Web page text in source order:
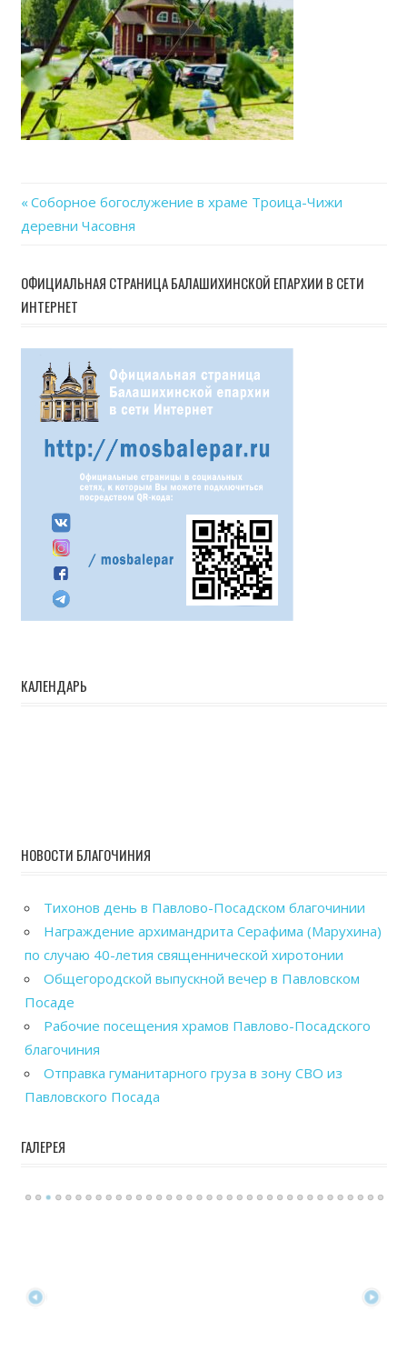
Навигация
записям
Previous
Post:
Соборное богослужение в храме Троица-Чижи
деревни Часовня
ОФИЦИАЛЬНАЯ СТРАНИЦА БАЛАШИХИНСКОЙ ЕПАРХИИ В СЕТИ
ИНТЕРНЕТ
КАЛЕНДАРЬ
НОВОСТИ БЛАГОЧИНИЯ
Тихонов день в Павлово-Посадском благочинии
Награждение архимандрита Серафима (Марухина)
по случаю 40-летия священнической хиротонии
Общегородской выпускной вечер в Павловском
Посаде
Рабочие посещения храмов Павлово-Посадского
благочиния
Отправка гуманитарного груза в зону СВО из
Павловского Посада
ГАЛЕРЕЯ